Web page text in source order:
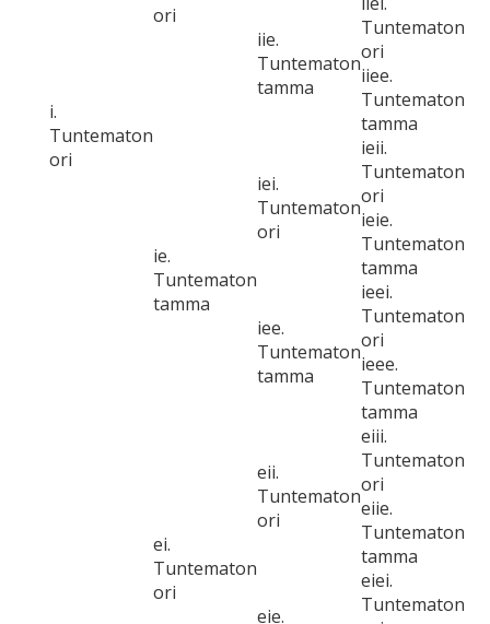
i.
Tuntematon
ori
ori
iie.
Tuntematon
tamma
Tuntematon
ori
iiee.
Tuntematon
tamma
ie.
Tuntematon
tamma
iei.
Tuntematon
ori
ieii.
Tuntematon
ori
ieie.
Tuntematon
tamma
iee.
Tuntematon
tamma
ieei.
Tuntematon
ori
ieee.
Tuntematon
tamma
ei.
Tuntematon
ori
eii.
Tuntematon
ori
eiii.
Tuntematon
ori
eiie.
Tuntematon
tamma
eie.
eiei.
Tuntematon